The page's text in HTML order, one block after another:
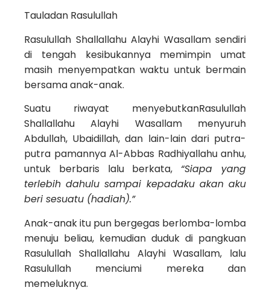
Tauladan Rasulullah
Rasulullah Shallallahu Alayhi Wasallam sendiri
di tengah kesibukannya memimpin umat
masih menyempatkan waktu untuk bermain
bersama anak-anak.
Suatu riwayat menyebutkanRasulullah
Shallallahu Alayhi Wasallam menyuruh
Abdullah, Ubaidillah, dan lain-lain dari putra-
putra pamannya Al-Abbas Radhiyallahu anhu,
untuk berbaris lalu berkata, “Siapa yang
terlebih dahulu sampai kepadaku akan aku
beri sesuatu (hadiah).”
Anak-anak itu pun bergegas berlomba-lomba
menuju beliau, kemudian duduk di pangkuan
Rasulullah Shallallahu Alayhi Wasallam, lalu
Rasulullah menciumi mereka dan
memeluknya.